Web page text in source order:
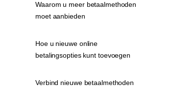
Waarom u meer betaalmethoden
moet aanbieden
Hoe u nieuwe online
betalingsopties kunt toevoegen
Verbind nieuwe betaalmethoden